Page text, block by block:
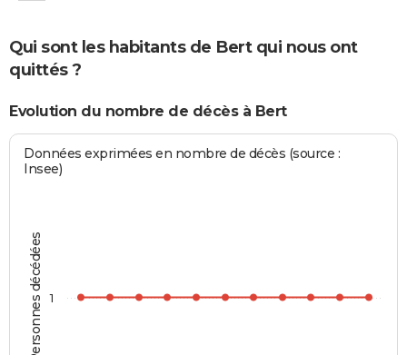
Qui sont les habitants de Bert qui nous ont
quittés ?
Evolution du nombre de décès à Bert
Personnes décédées
Données exprimées en nombre de décès (source :
Insee)
1